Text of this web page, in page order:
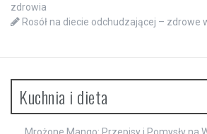
zdrowia
Rosół na diecie odchudzającej – zdrowe
Kuchnia i dieta